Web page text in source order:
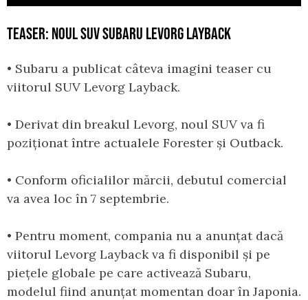
TEASER: NOUL SUV SUBARU LEVORG LAYBACK
• Subaru a publicat câteva imagini teaser cu
viitorul SUV Levorg Layback.
• Derivat din breakul Levorg, noul SUV va fi
poziționat între actualele Forester și Outback.
• Conform oficialilor mărcii, debutul comercial
va avea loc în 7 septembrie.
• Pentru moment, compania nu a anunțat dacă
viitorul Levorg Layback va fi disponibil și pe
piețele globale pe care activează Subaru,
modelul fiind anunțat momentan doar în Japonia.